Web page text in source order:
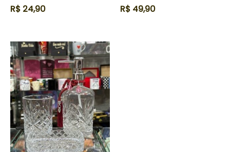
R$ 24,90 R$ 49,90